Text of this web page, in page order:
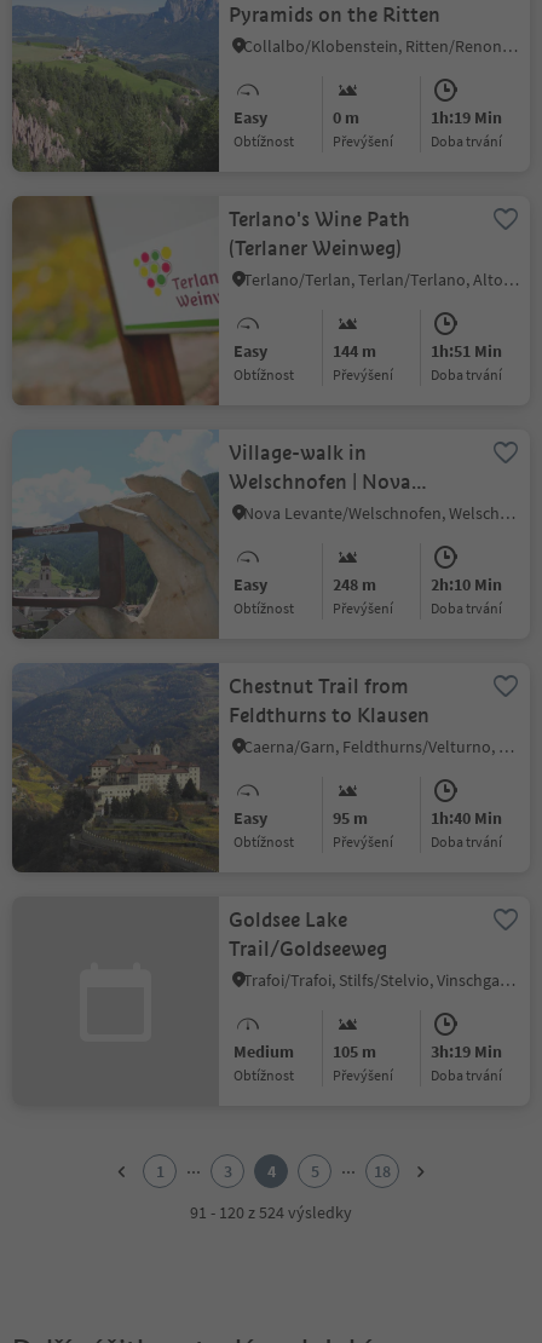
Pyramids on the Ritten
Collalbo/Klobenstein, Ritten/Renon, Bolzano/Bozen and environs
Easy
Obtížnost
0 m
Převýšení
1h:19 Min
doba trvání
Terlano's Wine Path
(Terlaner Weinweg)
Terlano/Terlan, Terlan/Terlano, Alto Adige Wine Road
Easy
Obtížnost
144 m
Převýšení
1h:51 Min
doba trvání
Village-walk in
Welschnofen | Nova
Levante
Nova Levante/Welschnofen, Welschnofen/Nova Levante, Dolomites Region Eggental
Easy
Obtížnost
248 m
Převýšení
2h:10 Min
doba trvání
Chestnut Trail from
Feldthurns to Klausen
Caerna/Garn, Feldthurns/Velturno, Brixen/Bressanone and environs
Easy
Obtížnost
95 m
Převýšení
1h:40 Min
doba trvání
Goldsee Lake
Trail/Goldseeweg
Trafoi/Trafoi, Stilfs/Stelvio, Vinschgau/Val Venosta
Medium
Obtížnost
105 m
Převýšení
3h:19 Min
doba trvání
1 ... 3 4 5 ...
18
91 - 120 z 524 výsledky